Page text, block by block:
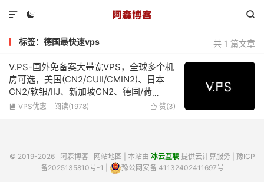
 

共 1 篇文章
标签：德国最快速vps
V.PS-国外免备案大带宽VPS，全球多个机
房可选，美国(CN2/CUII/CMIN2)、日本
CN2/软银/IIJ、新加坡CN2、德国/荷
兰/CN2+CUII、英国CUII，特价优惠低至
 赞(3)
 VPS优惠 阅读(1978)
© 2019-2026 阿森博客 网站地图 | 本站由 冰云互联提供云计算服务 | 豫ICP
备2025135810号-1
豫公网安备 41132402411697号